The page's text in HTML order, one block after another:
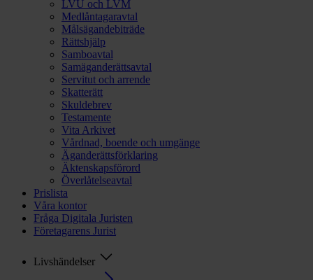
LVU och LVM
Medlåntagaravtal
Målsägandebiträde
Rättshjälp
Samboavtal
Samäganderättsavtal
Servitut och arrende
Skatterätt
Skuldebrev
Testamente
Vita Arkivet
Vårdnad, boende och umgänge
Äganderättsförklaring
Äktenskapsförord
Överlåtelseavtal
Prislista
Våra kontor
Fråga Digitala Juristen
Företagarens Jurist
Livshändelser